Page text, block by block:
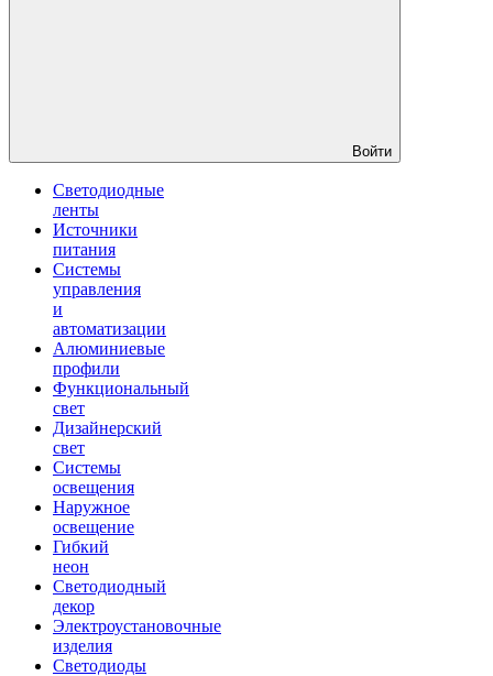
Войти
Светодиодные
ленты
Источники
питания
Системы
управления
и
автоматизации
Алюминиевые
профили
Функциональный
свет
Дизайнерский
свет
Системы
освещения
Наружное
освещение
Гибкий
неон
Светодиодный
декор
Электроустановочные
изделия
Светодиоды